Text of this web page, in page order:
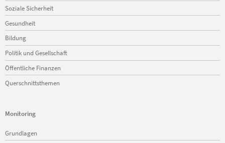
Soziale Sicherheit
Gesundheit
Bildung
Politik und Gesellschaft
Öffentliche Finanzen
Querschnittsthemen
Monitoring
Navigation
überspringen
Grundlagen